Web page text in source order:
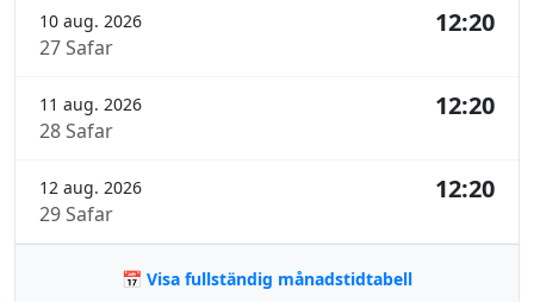
10 aug. 2026
27 Safar
12:20
11 aug. 2026
28 Safar
12:20
12 aug. 2026
29 Safar
12:20
📅 Visa fullständig månadstidtabell